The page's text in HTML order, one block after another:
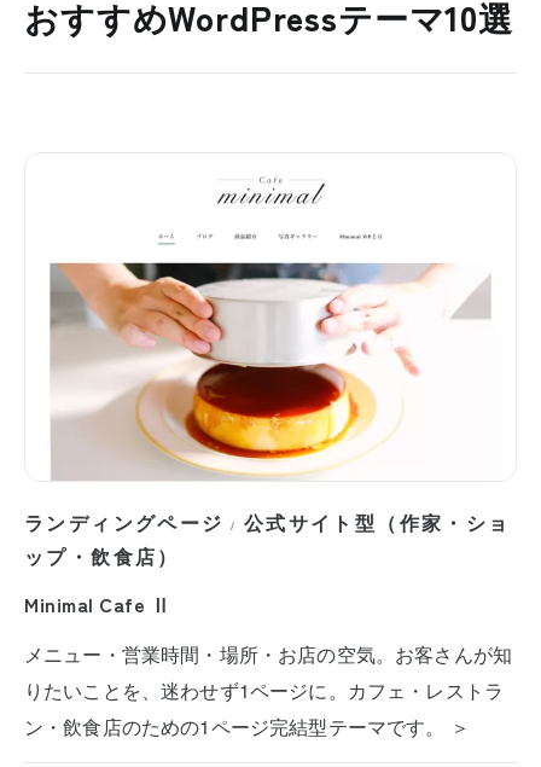
おすすめWordPressテーマ10選
ランディングページ / 公式サイト型（作家・ショ
ップ・飲食店）
Minimal Cafe Ⅱ
メニュー・営業時間・場所・お店の空気。お客さんが知
りたいことを、迷わせず1ページに。カフェ・レストラ
ン・飲食店のための1ページ完結型テーマです。 ＞